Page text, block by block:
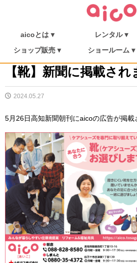
aicoとは ▾
aicoとは
介護保険について
福祉用具を探す
レンタル ▾
ご利用の流れ
介護リフト
消毒・メンテナンス
ショップ販売 ▾
ショップ販売
シューフィッター
ミニむつき庵
ショールーム ▾
朝倉ショールーム
しまんとショールー
【靴】新聞に掲載され
2024.05.27
5月26日高知新聞朝刊にaicoの広告が掲載